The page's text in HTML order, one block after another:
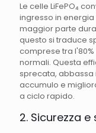
Le celle LiFePO₄
ingresso in
maggior parte
questo si traduce
comprese tra
normali. Questa
sprecata, abbassa
accumulo e
a ciclo rapido.
2. Sicurezza